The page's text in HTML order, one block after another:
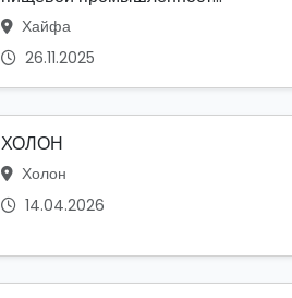
Хайфа
26.11.2025
ХОЛОН
Холон
14.04.2026